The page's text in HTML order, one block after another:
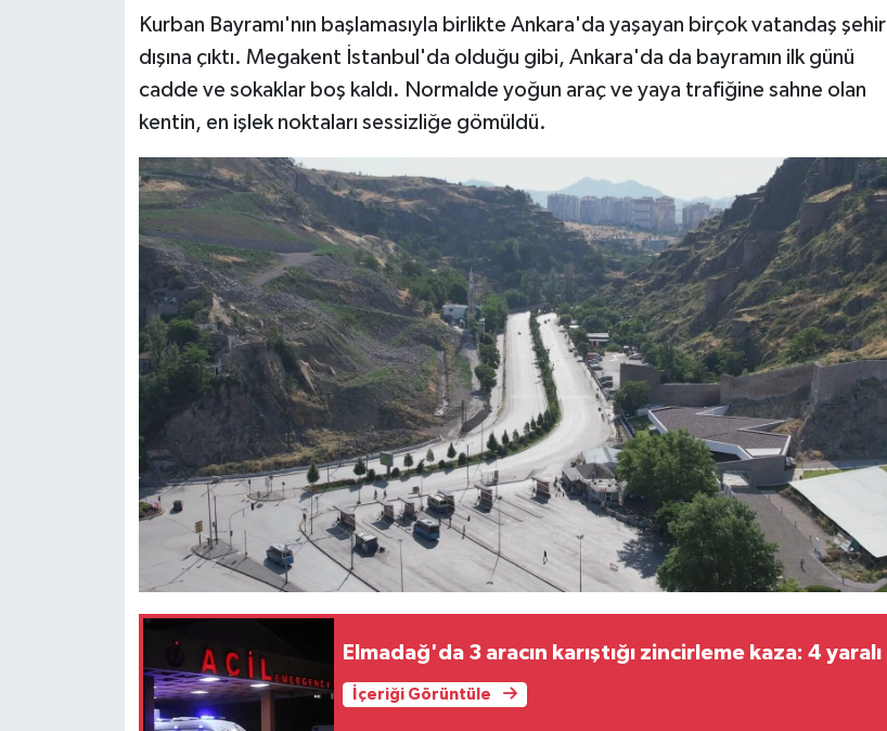
Kurban Bayramı'nın başlamasıyla birlikte Ankara'da yaşayan birçok vatandaş şehir
dışına çıktı. Megakent İstanbul'da olduğu gibi, Ankara'da da bayramın ilk günü
cadde ve sokaklar boş kaldı. Normalde yoğun araç ve yaya trafiğine sahne olan
kentin, en işlek noktaları sessizliğe gömüldü.
Elmadağ'da 3 aracın karıştığı zincirleme kaza: 4 yaralı
İçeriği Görüntüle
Teknoloji
Televizyon
Yaşam-Çevre